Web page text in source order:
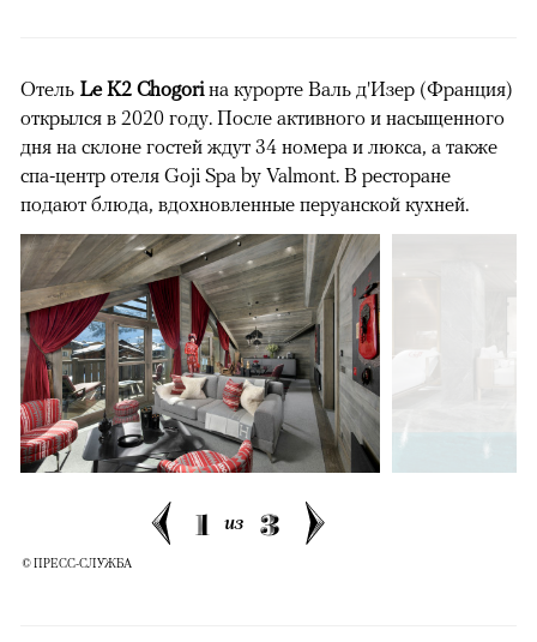
Отель Le K2 Chogori на курорте Валь д'Изер (Франция)
открылся в 2020 году. После активного и насыщенного
дня на склоне гостей ждут 34 номера и люкса, а также
спа-центр отеля Goji Spa by Valmont. В ресторане
подают блюда, вдохновленные перуанской кухней.
1 из 3
© ПРЕСС-СЛУЖБА